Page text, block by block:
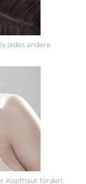
jedes andere
Kopfhaut fördert